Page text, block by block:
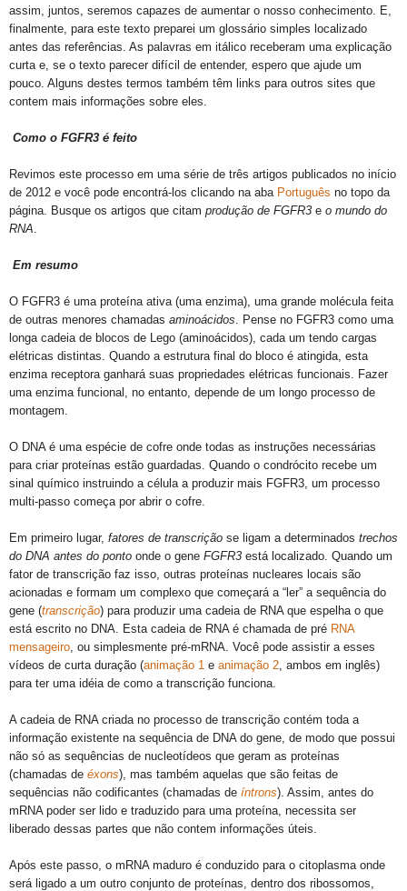
assim, juntos, seremos capazes de aumentar o nosso conhecimento.
E,
finalmente, para este texto preparei um glossário simples localizado
antes das referências. As palavras em itálico receberam uma explicação
curta e, se o texto parecer difícil de entender, espero que ajude um
pouco. Alguns destes termos também têm links para outros sites que
contem mais informações sobre eles.
Como o FGFR3 é feito
Revimos este processo em uma série de três artigos publicados no início
de 2012 e você pode encontrá-los clicando na aba Português no topo da
página.
Busque os artigos que citam produção de FGFR3 e o mundo do
RNA
Em resumo
O FGFR3 é uma proteína ativa (uma enzima), uma grande molécula feita
de outras menores chamadas aminoácidos
Pense no FGFR3 como uma
longa cadeia de blocos de Lego (aminoácidos), cada um tendo cargas
elétricas distintas. Quando a estrutura final do bloco é atingida, esta
enzima receptora ganhará suas propriedades elétricas funcionais.
Fazer
uma enzima funcional, no entanto, depende de um longo processo de
montagem.
O DNA é uma espécie de cofre onde todas as instruções necessárias
para criar proteínas estão guardadas. Quando o condrócito recebe um
sinal químico instruindo a célula a produzir mais FGFR3, um processo
multi-passo começa por abrir o cofre.
Em primeiro lugar, fatores de transcrição se ligam a determinados trechos
do DNA antes do ponto onde o gene FGFR3 está localizado. Quando um
fator de transcrição faz isso, outras proteínas nucleares locais são
acionadas e formam um complexo que começará a “ler” a sequência do
gene (transcrição) para produzir uma cadeia de RNA que espelha o que
está escrito no DNA.
Esta cadeia de RNA é chamada de pré RNA
mensageiro , ou simplesmente pré-mRNA. Você pode assistir a esses
vídeos de curta duração (animação 1 e animação 2 , ambos em inglês)
para ter uma idéia de como a transcrição funciona.
A cadeia de RNA criada no processo de transcrição contém toda a
informação existente na sequência de DNA do gene, de modo que possui
não só as sequências de nucleotídeos que geram as proteínas
(chamadas de éxons), mas também aquelas que são feitas de
sequências não codificantes (chamadas de íntrons) Assim, antes do
mRNA poder ser lido e traduzido para uma proteína, necessita ser
liberado dessas partes que não contem informações úteis.
Após este passo, o mRNA maduro é conduzido para o citoplasma onde
será ligado a um outro conjunto de proteínas, dentro dos ribossomos,